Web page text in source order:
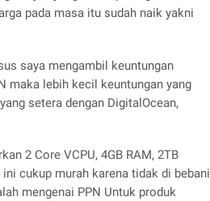
pada masa itu sudah naik yakni
saya mengambil keuntungan
maka lebih kecil keuntungan yang
setera dengan DigitalOcean,
2 Core VCPU, 4GB RAM, 2TB
cukup murah karena tidak di bebani
mengenai PPN Untuk produk